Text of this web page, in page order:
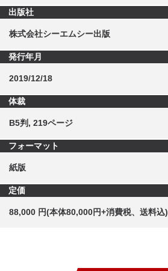
出版社
株式会社シーエムシー出版
発行年月
2019/12/18
体裁
B5判, 219ページ
フォーマット
紙版
定価
88,000 円(本体80,000円+消費税、送料込)